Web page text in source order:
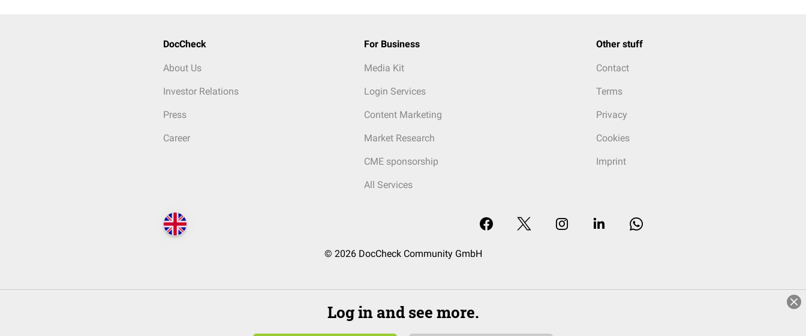
DocCheck
About Us
Investor Relations
Press
Career
For Business
Media Kit
Login Services
Content Marketing
Market Research
CME sponsorship
All Services
Other stuff
Contact
Terms
Privacy
Cookies
Imprint
© 2026 DocCheck Community GmbH
Log in and see more.